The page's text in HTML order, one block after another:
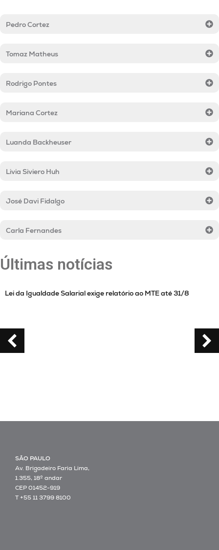
Pedro Cortez
Tomaz Matheus
Rodrigo Pontes
Mariana Cortez
Luanda Backheuser
Livia Siviero Huh
José Davi Fidalgo
Carla Fernandes
Últimas notícias
Lei da Igualdade Salarial exige relatório ao MTE até 31/8
SÃO PAULO
Av. Brigadeiro Faria Lima,
1.355, 18º andar
CEP 01452-919
T +55 11 3799 8100